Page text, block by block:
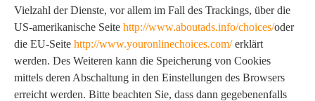
Vielzahl der Dienste, vor allem im Fall des Trackings, über die
US-amerikanische Seite http://www.aboutads.info/choices/oder
die EU-Seite http://www.youronlinechoices.com/erklärt
werden. Des Weiteren kann die Speicherung von Cookies
mittels deren Abschaltung in den Einstellungen des Browsers
erreicht werden. Bitte beachten Sie, dass dann gegebenenfalls